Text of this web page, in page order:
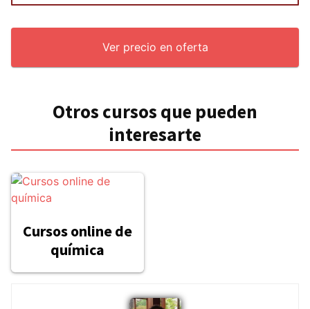
Ver precio en oferta
Otros cursos que pueden
interesarte
Cursos online de
química